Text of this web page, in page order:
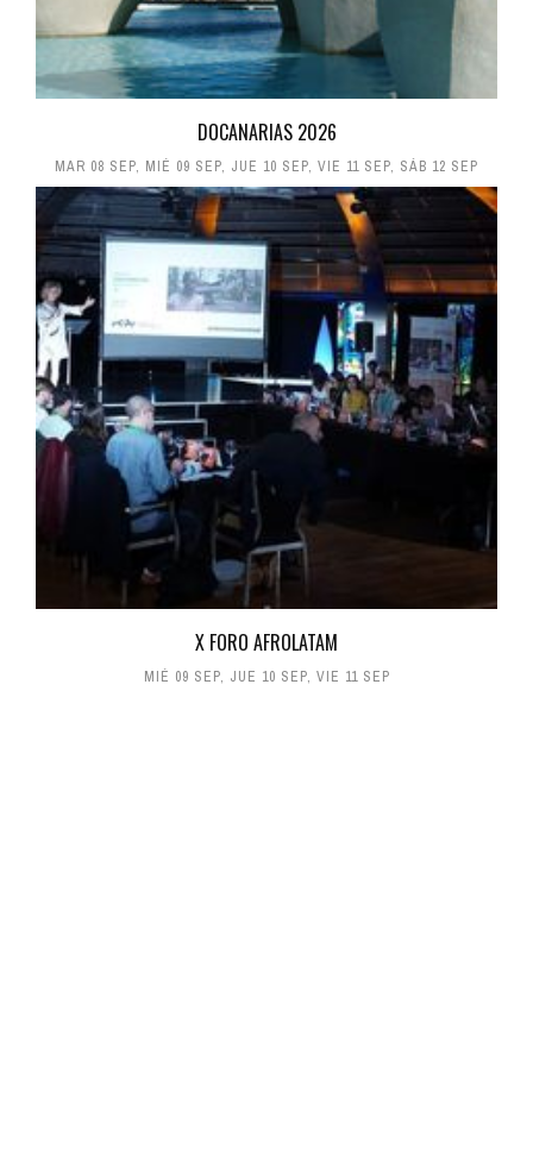
DOCANARIAS 2026
MAR 08 SEP, MIÉ 09 SEP, JUE 10 SEP, VIE 11 SEP, SÁB 12 SEP
X FORO AFROLATAM
MIÉ 09 SEP, JUE 10 SEP, VIE 11 SEP